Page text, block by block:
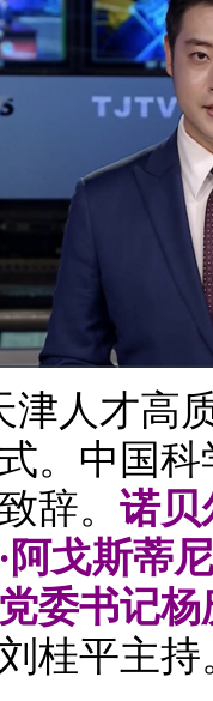
人才高质
。中国
辞。 诺贝
阿戈斯蒂
委书记杨
桂平主